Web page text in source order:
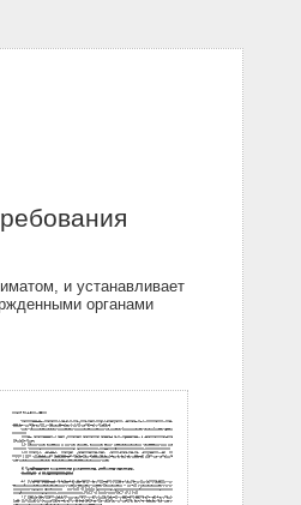
и устанавливает
органами